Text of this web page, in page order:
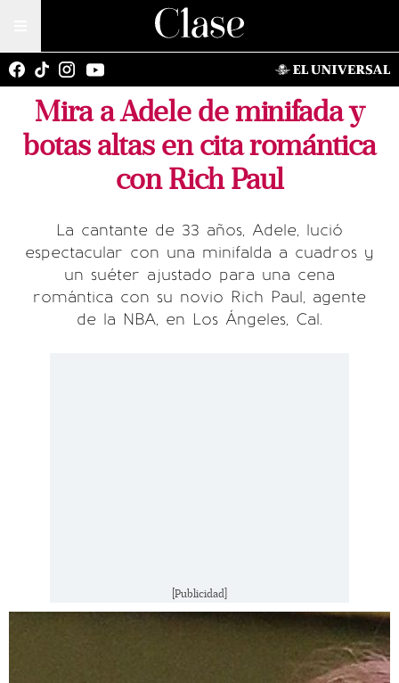
Mira a Adele de minifada y
botas altas en cita romántica
con Rich Paul
La cantante de 33 años, Adele, lució
espectacular con una minifalda a cuadros y
un suéter ajustado para una cena
romántica con su novio Rich Paul, agente
de la NBA, en Los Ángeles, Cal.
[Publicidad]